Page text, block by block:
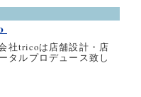
社tricoは店舗設計・店
タルプロデュース致し